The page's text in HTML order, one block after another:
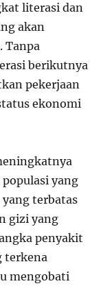
literasi dan
akan
Tanpa
berikutnya
pekerjaan
ekonomi
yang
terbatas
gizi yang
penyakit
terkena
mengobati